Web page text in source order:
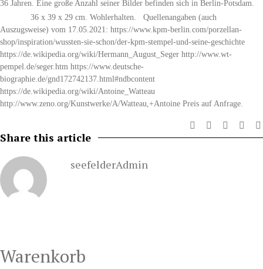
36 Jahren. Eine große Anzahl seiner Bilder befinden sich in Berlin-Potsdam.
36 x 39 x 29 cm. Wohlerhalten. Quellenangaben (auch
Auszugsweise) vom 17.05.2021: https://www.kpm-berlin.com/porzellan-
shop/inspiration/wussten-sie-schon/der-kpm-stempel-und-seine-geschichte
https://de.wikipedia.org/wiki/Hermann_August_Seger http://www.wt-
pempel.de/seger.htm https://www.deutsche-
biographie.de/gnd172742137.html#ndbcontent
https://de.wikipedia.org/wiki/Antoine_Watteau
http://www.zeno.org/Kunstwerke/A/Watteau,+Antoine Preis auf Anfrage.
Share this article
seefelderAdmin
Warenkorb